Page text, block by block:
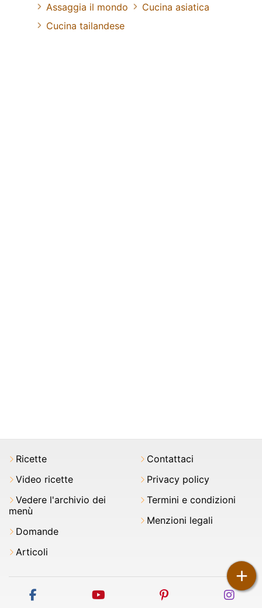
+
Assaggia il mondo
Cucina asiatica
Cucina tailandese
Ricette
Video ricette
Vedere l'archivio dei
menù
Domande
Articoli
Contattaci
Privacy policy
Termini e condizioni
Menzioni legali
facebook youtube pinterest